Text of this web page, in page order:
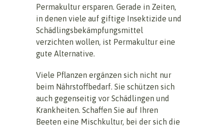
Permakultur ersparen. Gerade in Zeiten,
in denen viele auf giftige Insektizide und
Schädlingsbekämpfungsmittel
verzichten wollen, ist Permakultur eine
gute Alternative.
Viele Pflanzen ergänzen sich nicht nur
beim Nährstoffbedarf. Sie schützen sich
auch gegenseitig vor Schädlingen und
Krankheiten. Schaffen Sie auf Ihren
Beeten eine Mischkultur, bei der sich die